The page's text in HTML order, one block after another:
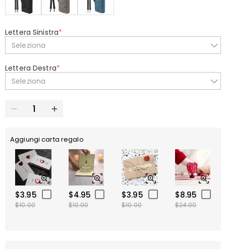
Lettera Sinistra*
Seleziona
Lettera Destra*
Seleziona
Aggiungi carta regalo
$3.95
$10.00
$4.95
$10.00
$3.95
$10.00
$8.95
$24.00